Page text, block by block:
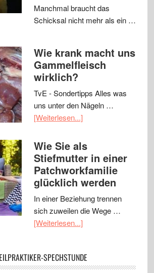
Manchmal braucht das
Schicksal nicht mehr als ein …
Wie krank macht uns
Gammelfleisch
wirklich?
TvE - Sondertipps Alles was
uns unter den Nägeln …
[Weiterlesen...]
Wie Sie als
Stiefmutter in einer
Patchworkfamilie
glücklich werden
In einer Beziehung trennen
sich zuweilen die Wege …
[Weiterlesen...]
SPECHSTUNDE